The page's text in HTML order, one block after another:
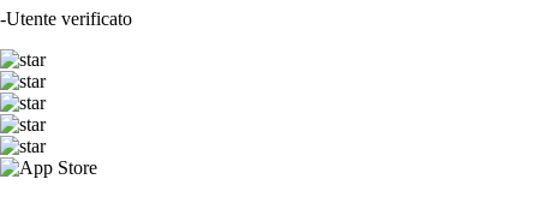
-Utente verificato